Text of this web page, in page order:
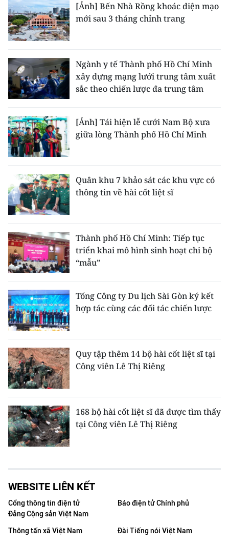
[Ảnh] Bến Nhà Rồng khoác diện mạo
mới sau 3 tháng chỉnh trang
Ngành y tế Thành phố Hồ Chí Minh
xây dựng mạng lưới trung tâm xuất
sắc theo chiến lược đa trung tâm
[Ảnh] Tái hiện lễ cưới Nam Bộ xưa
giữa lòng Thành phố Hồ Chí Minh
Quân khu 7 khảo sát các khu vực có
thông tin về hài cốt liệt sĩ
Thành phố Hồ Chí Minh: Tiếp tục
triển khai mô hình sinh hoạt chi bộ
“mẫu”
Tổng Công ty Du lịch Sài Gòn ký kết
hợp tác cùng các đối tác chiến lược
Quy tập thêm 14 bộ hài cốt liệt sĩ tại
Công viên Lê Thị Riêng
168 bộ hài cốt liệt sĩ đã được tìm thấy
tại Công viên Lê Thị Riêng
WEBSITE LIÊN KẾT
Cổng thông tin điện tử
Đảng Cộng sản Việt Nam
Báo điện tử Chính phủ
Thông tấn xã Việt Nam
Đài Tiếng nói Việt Nam